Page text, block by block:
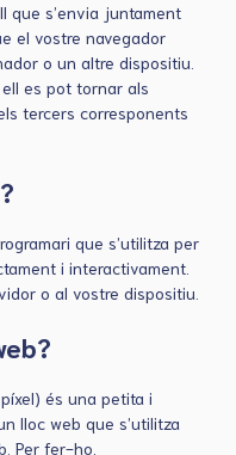
que s’envia juntament
el vostre navegador
o un altre dispositiu.
es pot tornar als
tercers corresponents
que s’utilitza per
i interactivament.
o al vostre dispositiu.
és una petita i
lloc web que s’utilitza
Per fer-ho,